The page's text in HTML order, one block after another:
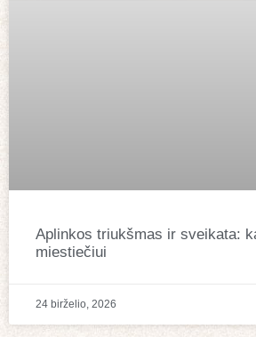
Aplinkos triukšmas ir sveikata:
miestiečiui
24 birželio, 2026